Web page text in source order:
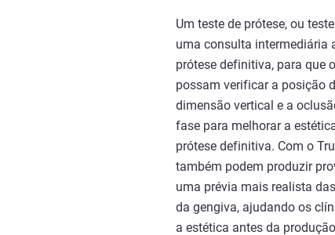
Um teste de prótese, ou
uma consulta intermediária
prótese definitiva, para que
possam verificar a posição
dimensão vertical e a
fase para melhorar a
prótese definitiva. Com o
também podem produzir
uma prévia mais realista
da gengiva, ajudando os
a estética antes da